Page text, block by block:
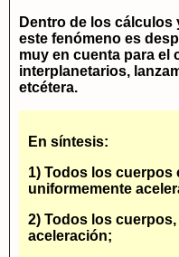
Dentro de los cálculos
este fenómeno es
muy en cuenta para el
interplanetarios,
etcétera.
En síntesis:
1) Todos los
uniformemente
2) Todos los
aceleración;